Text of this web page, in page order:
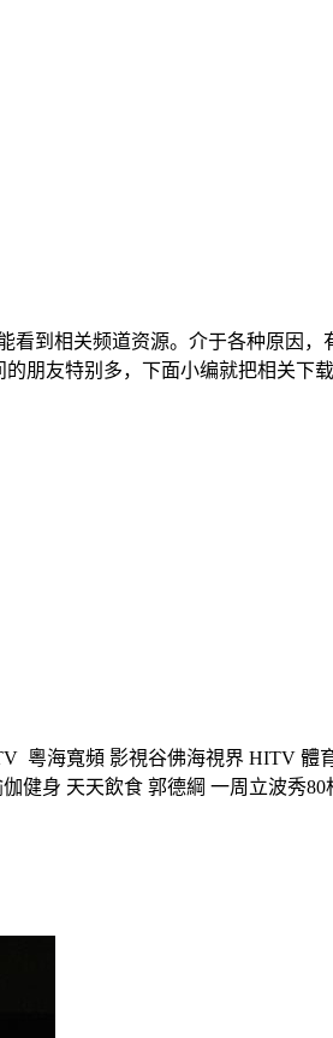
到相关频道资源。介于各种原因
友特别多，下面小编就把相关下
海寬頻 影視谷佛海視界 HITV 體
身 天天飲食 郭德綱 一周立波秀